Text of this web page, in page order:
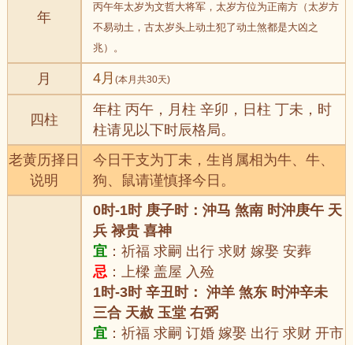
年
丙午年太岁为文哲大将军，太岁方位为正南方（太岁方
不易动土，古太岁头上动土犯了动土煞都是大凶之
兆）。
月 4月(本月共30天)
四柱
年柱 丙午，月柱 辛卯，日柱 丁未，时
柱请见以下时辰格局。
老黄历择日
说明
今日干支为丁未，生肖属相为牛、牛、
狗、鼠请谨慎择今日。
0时-1时 庚子时：沖马 煞南 时沖庚午 天
兵 禄贵 喜神
宜 ：祈福 求嗣 出行 求财 嫁娶 安葬
忌 ：上樑 盖屋 入殓
1时-3时 辛丑时： 沖羊 煞东 时沖辛未
三合 天赦 玉堂 右弼
宜 ：祈福 求嗣 订婚 嫁娶 出行 求财 开市